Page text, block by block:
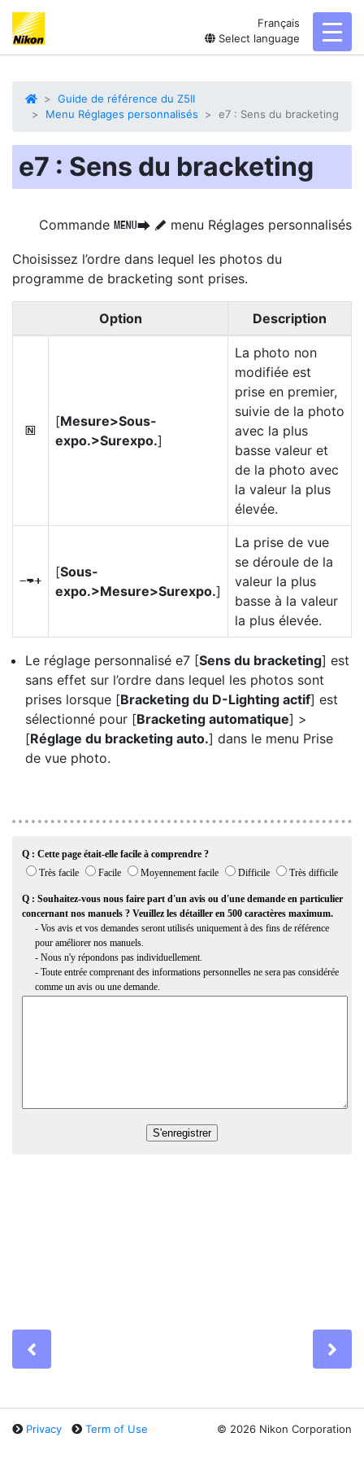
Français
Select language
Guide de référence du Z5II
Menu Réglages personnalisés
e7 : Sens du bracketing
e7 : Sens du bracketing
Commande GU A menu Réglages personnalisés
Choisissez l’ordre dans lequel les photos du
programme de bracketing sont prises.
Option Description
H
[Mesure>Sous-
expo.>Surexpo.]
La photo non
modifiée est
prise en premier,
suivie de la photo
avec la plus
basse valeur et
de la photo avec
la valeur la plus
élevée.
I
[Sous-
expo.>Mesure>Surexpo.]
La prise de vue
se déroule de la
valeur la plus
basse à la valeur
la plus élevée.
Le réglage personnalisé e7 [Sens du bracketing] est
sans effet sur l’ordre dans lequel les photos sont
prises lorsque [Bracketing du D-Lighting actif] est
sélectionné pour [Bracketing automatique] >
[Réglage du bracketing auto.] dans le menu Prise
de vue photo.
Privacy Term of Use © 2026 Nikon Corporation